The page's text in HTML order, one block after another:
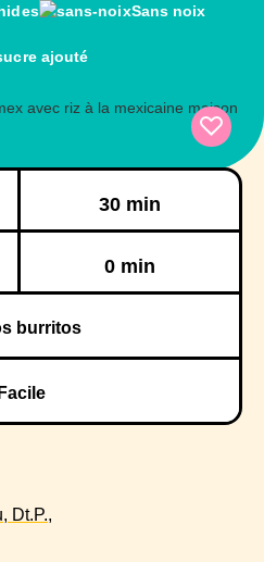
Sans noix
ajouté
30 min
0 min
burritos
Facile
Dt.P.,